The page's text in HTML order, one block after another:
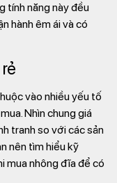
tính năng này đều
hành êm ái và có
vào nhiều yếu tố
Nhìn chung giá
tranh so với các sản
nên tìm hiểu kỹ
mua nhông đĩa để có